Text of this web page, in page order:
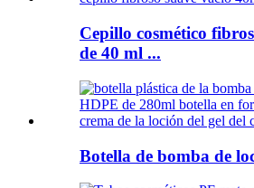
Cepillo cosmético
de 40 ml ...
Botella de bomba de